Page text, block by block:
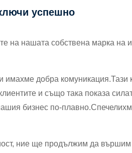
успешно
на нашата собствена марка на
добра комуникация.Тази
и също така показа
бизнес по-
ние ще продължим да